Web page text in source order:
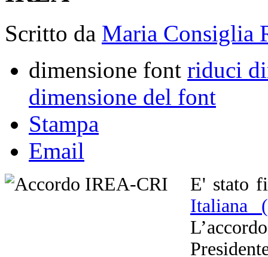
Scritto da Maria Consiglia
dimensione font riduci
dimensione del font
Stampa
Email
E' stato
Italiana